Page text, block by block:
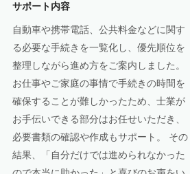
サポート内容
自動車や携帯電話、公共料金などに関す
る必要な手続きを一覧化し、優先順位を
整理しながら進め方をご案内しました。
お仕事やご家庭の事情で手続きの時間を
確保することが難しかったため、士業が
お手伝いできる部分はお任せいただき、
必要書類の確認や作成もサポート。 その
結果、「自分だけでは進められなかった